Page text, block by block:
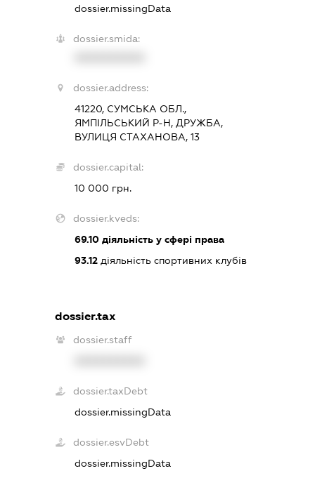
dossier.missingData
dossier.smida:
dossier.address:
41220, СУМСЬКА ОБЛ.,
ЯМПІЛЬСЬКИЙ Р-Н, ДРУЖБА,
ВУЛИЦЯ СТАХАНОВА, 13
dossier.capital:
10 000 грн.
dossier.kveds:
69.10 діяльність у сфері права
93.12 діяльність спортивних клубів
dossier.tax
dossier.staff
dossier.taxDebt
dossier.missingData
dossier.esvDebt
dossier.missingData